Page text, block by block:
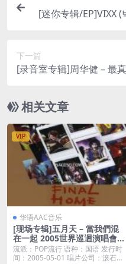
[迷你专辑/EP]VIXX
下一篇
[录音室专辑]周华健 – 最
相关文章
VIP
华语AAC音乐
[现场专辑]五月天 – 當我們混
在一起 2005世界巡迴演唱會
(Live) [iTunes Plus M4A]
流派：POP流行 语种：国语 发行时
间：2005-05-01 唱片公司：滚石唱